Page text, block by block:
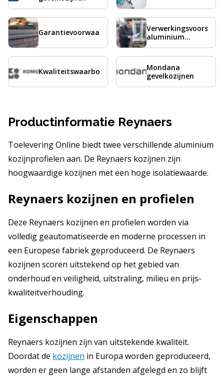
Garantievoorwaarden
aluminium
kozijnen
Kwaliteitswaarborg
Mondana
gevelkozijnen
Productinformatie Reynaers
Toelevering Online biedt twee verschillende aluminium
kozijnprofielen aan. De Reynaers kozijnen zijn
hoogwaardige kozijnen met een hoge isolatiewaarde.
Reynaers kozijnen en profielen
Deze Reynaers kozijnen en profielen worden via
volledig geautomatiseerde en moderne processen in
een Europese fabriek geproduceerd. De Reynaers
kozijnen scoren uitstekend op het gebied van
onderhoud en veiligheid, uitstraling, milieu en prijs-
kwaliteitverhouding.
Eigenschappen
Reynaers kozijnen zijn van uitstekende kwaliteit.
Doordat de kozijnen in Europa worden geproduceerd,
worden er geen lange afstanden afgelegd en zo blijft